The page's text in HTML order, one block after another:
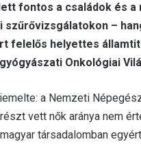
a
i
fontos a családok és
szűrővizsgálatokon –
felelős helyettes
Onkológiai
a Nemzeti
vett nők aránya nem
társadalomban